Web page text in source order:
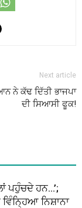
Next article
ਨੇ ਕੱਢ ਦਿੱਤੀ ਭਾਜਪਾ
ਦੀ ਸਿਆਸੀ ਫੂਕ!
ਪਹੁੰਚਦੇ ਹਨ…’;
ਨਿਸ਼ਾਨਾ